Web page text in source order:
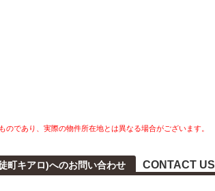
であり、実際の物件所在地とは異なる場合がございます。
町キアロ)へのお問い合わせ CONTACT US